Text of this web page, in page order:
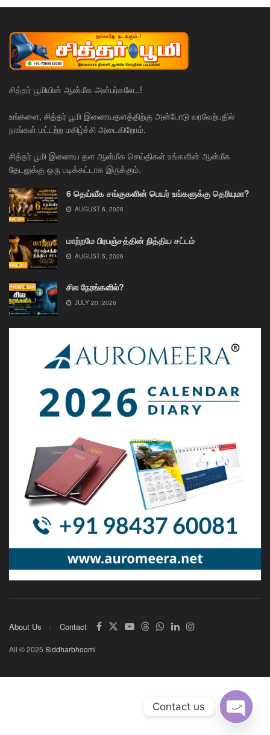
சித்தர் பூமியின் ஆன்மீக அன்பர்களே..!
உங்களை, சித்தர் பூமி இணையதளத்திற்கு அன்போடு வரவேற்பதில்
நாங்கள் மட்டற்ற மகிழ்ச்சி அடைகிறோம்.
சித்தர் பூமி இணைய தள ஆன்மீக செய்திகள் உங்களின் ஆன்மீக
தேடலுக்கு ஒரு படிக்கட்டாக இருக்கும்.
6 தெய்வீக சங்குகளின் பெயர் உங்களுக்கு தெரியுமா?
AUGUST 6, 2026
மாற்றமே பிரபஞ்சத்தின் நித்திய சட்டம்
AUGUST 5, 2026
சில நேரங்களில்?
JULY 20, 2026
About Us Contact
All © 2025 Siddharbhoomi
Contact us